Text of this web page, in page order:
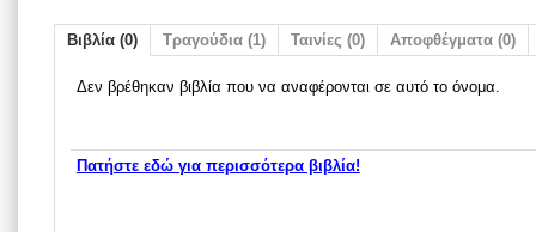
Βιβλία (0) Τραγούδια (1) Ταινίες (0) Αποφθέγματα (0)
Δεν βρέθηκαν βιβλία που να αναφέρονται σε αυτό το όνομα.
Πατήστε εδώ για περισσότερα βιβλία!